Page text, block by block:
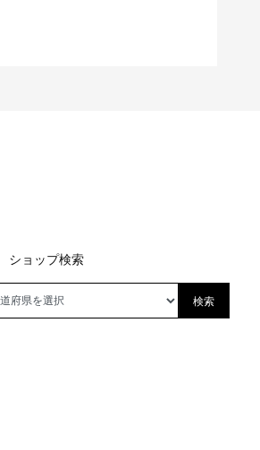
ショップ検索
検索